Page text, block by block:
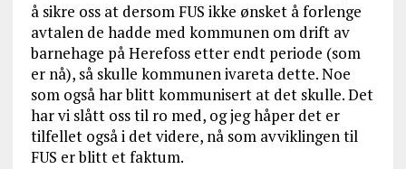
å sikre oss at dersom FUS ikke ønsket å forlenge
avtalen de hadde med kommunen om drift av
barnehage på Herefoss etter endt periode (som
er nå), så skulle kommunen ivareta dette. Noe
som også har blitt kommunisert at det skulle. Det
har vi slått oss til ro med, og jeg håper det er
tilfellet også i det videre, nå som avviklingen til
FUS er blitt et faktum.